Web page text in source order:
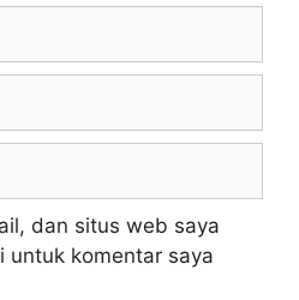
dan situs web saya
untuk komentar saya